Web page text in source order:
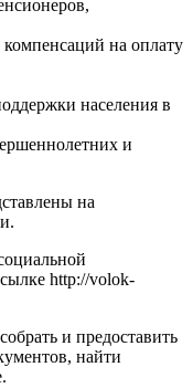
на оплату
населения в
и
на
http://volok-
и предоставить
найти